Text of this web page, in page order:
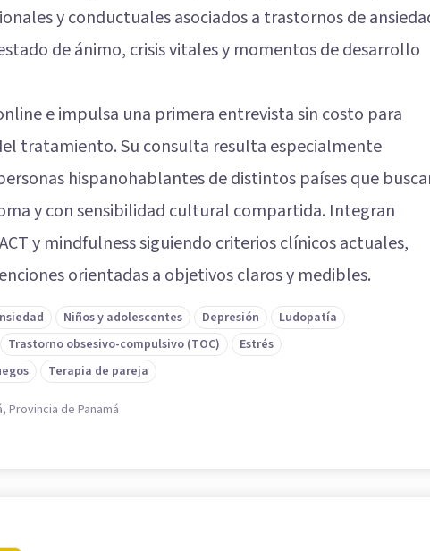
y conductuales asociados a trastornos de
de ánimo, crisis vitales y momentos de desarrollo
e impulsa una primera entrevista sin costo para
tratamiento. Su consulta resulta especialmente
hispanohablantes de distintos países que
y con sensibilidad cultural compartida. Integran
y mindfulness siguiendo criterios clínicos actuales,
orientadas a objetivos claros y medibles.
Niños y adolescentes Depresión
Ludopatía
Trastorno obsesivo-compulsivo (TOC)
Estrés
Terapia de pareja
Provincia de Panamá